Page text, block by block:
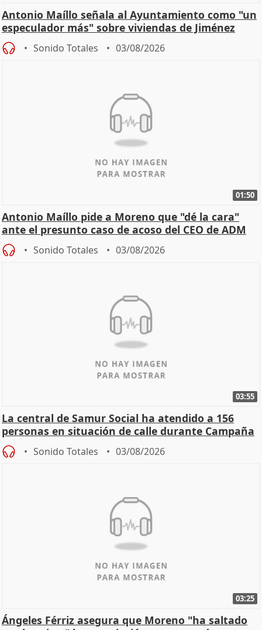
Antonio Maíllo señala al Ayuntamiento como "un
especulador más" sobre viviendas de Jiménez
Becerril
Sonido Totales 03/08/2026
01:50
Antonio Maíllo pide a Moreno que "dé la cara"
ante el presunto caso de acoso del CEO de ADM
Sonido Totales 03/08/2026
03:55
La central de Samur Social ha atendido a 156
personas en situación de calle durante Campaña
de Calor
Sonido Totales 03/08/2026
03:25
Ángeles Férriz asegura que Moreno "ha saltado